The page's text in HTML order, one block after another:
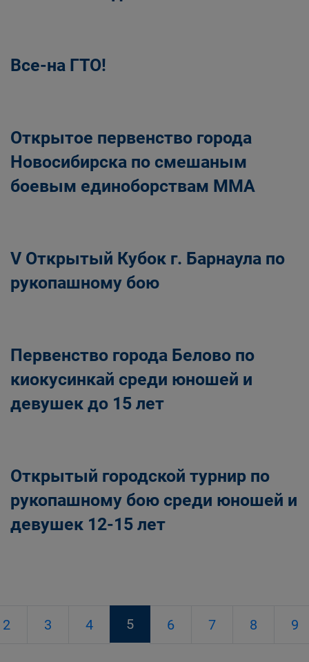
Все-на ГТО!
Открытое первенство города
Новосибирска по смешаным
боевым единоборствам ММА
V Открытый Кубок г. Барнаула по
рукопашному бою
Первенство города Белово по
киокусинкай среди юношей и
девушек до 15 лет
Открытый городской турнир по
рукопашному бою среди юношей и
девушек 12-15 лет
2 3 4 5 6 7 8 9